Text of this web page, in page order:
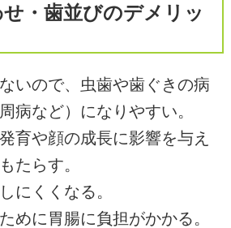
・歯並びのデメリッ
いので、虫歯や歯ぐきの病
病など）になりやすい。
育や顔の成長に影響を与え
たらす。
にくくなる。
めに胃腸に負担がかかる。